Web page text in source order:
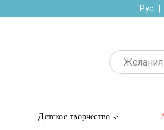
Рус
Желания
Детское творчество